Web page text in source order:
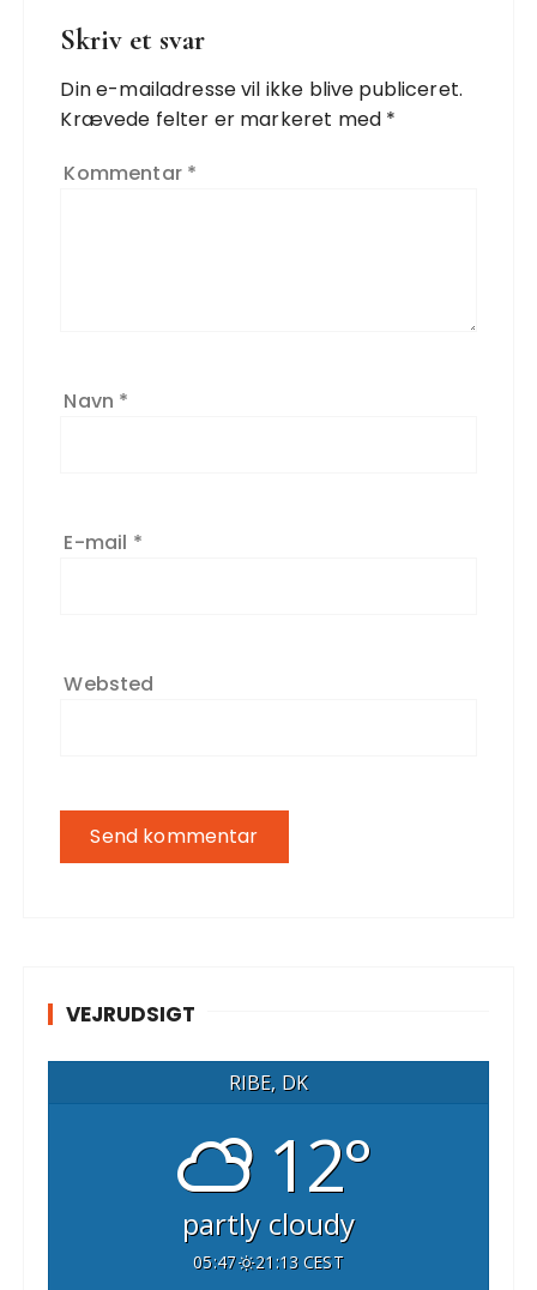
Skriv et svar
Din e-mailadresse vil ikke blive publiceret.
Krævede felter er markeret med *
Kommentar *
Navn *
E-mail *
Websted
VEJRUDSIGT
RIBE, DK
12°
partly cloudy
05:47 21:13 CEST